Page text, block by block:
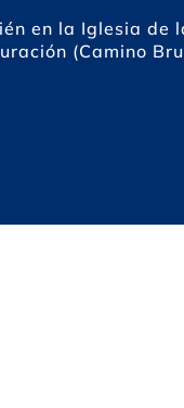
en la Iglesia de
(Camino